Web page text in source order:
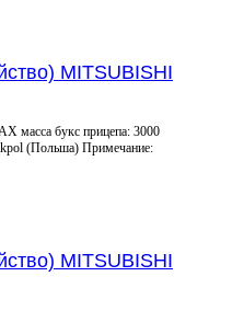
MITSUBISHI
масса букс прицепа: 3000
(Польша) Примечание:
MITSUBISHI